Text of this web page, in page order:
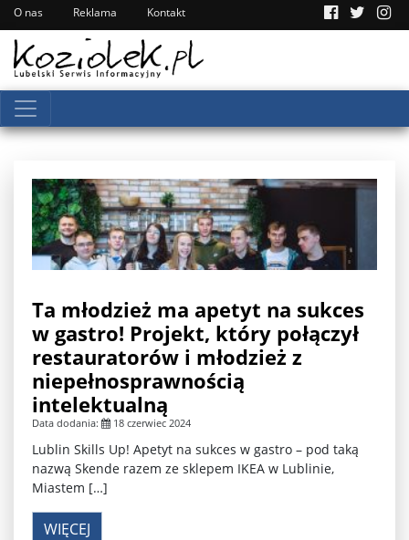
O nas Reklama Kontakt
Ta młodzież ma apetyt na sukces
w gastro! Projekt, który połączył
restauratorów i młodzież z
niepełnosprawnością
intelektualną
Data dodania: 18 czerwiec 2024
Lublin Skills Up! Apetyt na sukces w gastro – pod taką
nazwą Skende razem ze sklepem IKEA w Lublinie,
Miastem […]
WIĘCEJ